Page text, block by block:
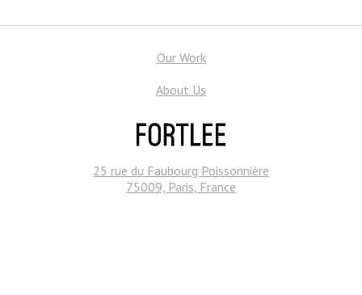
Our Work
About Us
25 rue du Faubourg Poissonnière
75009, Paris, France